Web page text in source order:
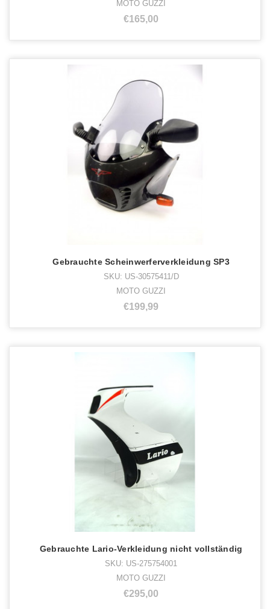
MOTO GUZZI
€165,00
Gebrauchte Scheinwerferverkleidung SP3
SKU: US-30575411/D
MOTO GUZZI
€199,99
Gebrauchte Lario-Verkleidung nicht vollständig
SKU: US-275754001
MOTO GUZZI
€295,00